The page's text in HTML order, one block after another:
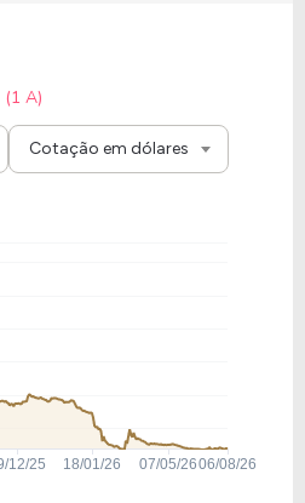
(1 A)
Cotação em dólares